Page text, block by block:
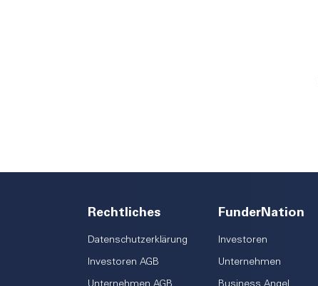
Rechtliches
Datenschutzerklärung
Investoren AGB
FunderNation
Investoren
Unternehmen